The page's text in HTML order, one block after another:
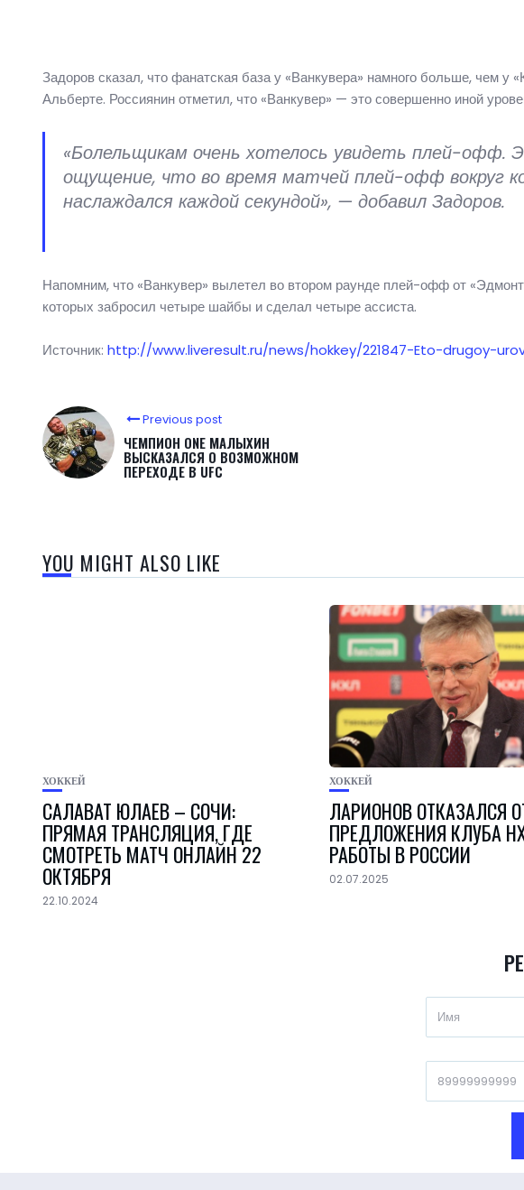
Задоров сказал, что фанатская база у «Ванкувера» намного больше, чем у
Альберте. Россиянин отметил, что «Ванкувер» — это совершенно иной
«Болельщикам очень хотелось увидеть плей-офф.
ощущение, что во время матчей плей-офф вокруг
наслаждался каждой секундой», — добавил Задоров.
Напомним, что «Ванкувер» вылетел во втором раунде плей-офф от
которых забросил четыре шайбы и сделал четыре ассиста.
Источник: http://www.liveresult.ru/news/hokkey/221847-Eto-drugoy-
Previous post
ЧЕМПИОН ONE МАЛЫХИН
ВЫСКАЗАЛСЯ О ВОЗМОЖНОМ
ПЕРЕХОДЕ В UFC
YOU MIGHT ALSO LIKE
ХОККЕЙ
САЛАВАТ ЮЛАЕВ – СОЧИ:
ПРЯМАЯ ТРАНСЛЯЦИЯ, ГДЕ
СМОТРЕТЬ МАТЧ ОНЛАЙН 22
ОКТЯБРЯ
22.10.2024
ХОККЕЙ
ЛАРИОНОВ ОТКАЗАЛСЯ
ПРЕДЛОЖЕНИЯ КЛУБА
РАБОТЫ В РОССИИ
02.07.2025